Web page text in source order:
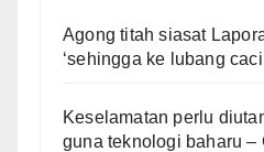
Agong titah siasat
‘sehingga ke lubang
Keselamatan perlu
guna teknologi baharu –